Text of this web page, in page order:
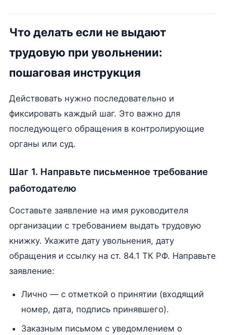
Что делать если не выдают
трудовую при увольнении:
пошаговая инструкция
Действовать нужно последовательно и
фиксировать каждый шаг. Это важно для
последующего обращения в контролирующие
органы или суд.
Шаг 1. Направьте письменное требование
работодателю
Составьте заявление на имя руководителя
организации с требованием выдать трудовую
книжку. Укажите дату увольнения, дату
обращения и ссылку на ст. 84.1 ТК РФ. Направьте
заявление:
Лично — с отметкой о принятии (входящий
номер, дата, подпись принявшего).
Заказным письмом с уведомлением о